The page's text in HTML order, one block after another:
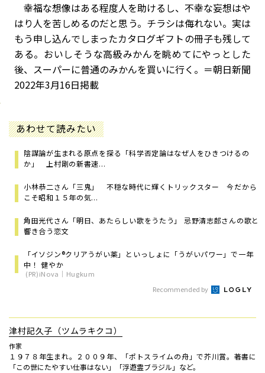
幸福な想像はある程度人を助けるし、不幸な妄想はや
はり人を苦しめるのだと思う。チラシは侮れない。実は
もう申し込んでしまったカタログギフトの冊子も残して
ある。おいしそうな高級みかんを眺めてにやっとした
後、スーパーに普通のみかんを買いに行く。 ＝朝日新聞
2022年3月16日掲載
あわせて読みたい
陰謀論が生まれる原点を探る「科学否定論はなぜ人をひきつけるの
か」 上村剛の新書速...
小林恭二さん「三鬼」 不穏な時代に輝くトリックスター 今だから
こそ昭和１５年の気...
角田光代さん「明日、あたらしい歌をうたう」 忌野清志郎さんの歌と
響き合う恋文
「イソジン®クリアうがい薬」といっしょに「うがいパワー」で一年
中！ 健やか
(PR)iNova｜Hugkum
Recommended by
津村記久子（ツムラキクコ）
作家
１９７８年生まれ。２００９年、「ポトスライムの舟」で芥川賞。著書に
「この世にたやすい仕事はない」「浮遊霊ブラジル」など。